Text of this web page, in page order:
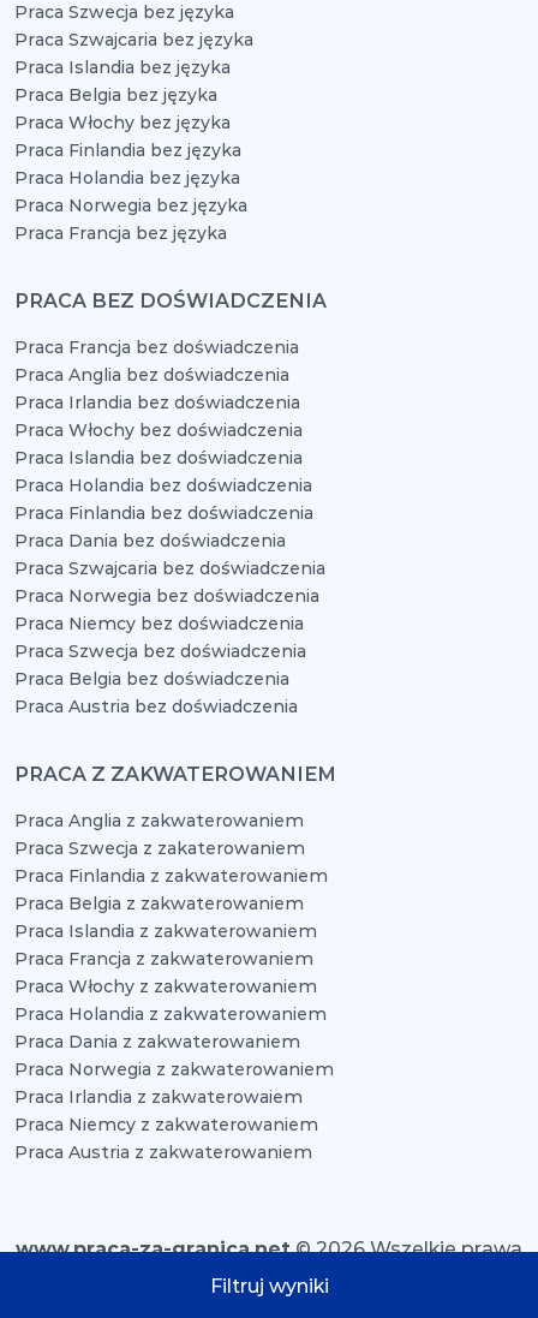
Filtruj wyniki
Praca Szwecja bez języka
Praca Szwajcaria bez języka
Praca Islandia bez języka
Praca Belgia bez języka
Praca Włochy bez języka
Praca Finlandia bez języka
Praca Holandia bez języka
Praca Norwegia bez języka
Praca Francja bez języka
PRACA BEZ DOŚWIADCZENIA
Praca Francja bez doświadczenia
Praca Anglia bez doświadczenia
Praca Irlandia bez doświadczenia
Praca Włochy bez doświadczenia
Praca Islandia bez doświadczenia
Praca Holandia bez doświadczenia
Praca Finlandia bez doświadczenia
Praca Dania bez doświadczenia
Praca Szwajcaria bez doświadczenia
Praca Norwegia bez doświadczenia
Praca Niemcy bez doświadczenia
Praca Szwecja bez doświadczenia
Praca Belgia bez doświadczenia
Praca Austria bez doświadczenia
PRACA Z ZAKWATEROWANIEM
Praca Anglia z zakwaterowaniem
Praca Szwecja z zakaterowaniem
Praca Finlandia z zakwaterowaniem
Praca Belgia z zakwaterowaniem
Praca Islandia z zakwaterowaniem
Praca Francja z zakwaterowaniem
Praca Włochy z zakwaterowaniem
Praca Holandia z zakwaterowaniem
Praca Dania z zakwaterowaniem
Praca Norwegia z zakwaterowaniem
Praca Irlandia z zakwaterowaiem
Praca Niemcy z zakwaterowaniem
Praca Austria z zakwaterowaniem
www.praca-za-granica.net© 2026 Wszelkie prawa
zastrzeżone